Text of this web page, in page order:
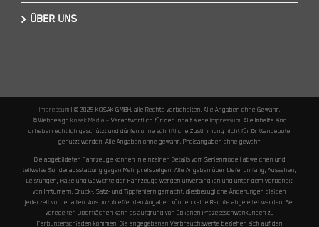
ÜBER UNS
Impressum I © 2025 KOSAK GMBH, alle Rechte vorbehalten. Alle Angaben ohne Gewähr.
© Webdesign Kosak Media – Verantwortlich für den Inhalt siehe Impressum . Alle Inhalte sind
urheberrechtlich geschützt und dürfen ohne schriftliche Zustimmung nicht für Drittangebote
genutzt werden. Alle Angaben ohne gewähr. Preisangaben ohne gewähr
Die abgebildeten Fahrzeuge können in einzelnen Details vom Serienmodell abweichen und
teilweise Sonderausstattung gegen Mehrpreis zeigen. Alle Angaben über Lieferumfang, Aussehen,
Leistungen, Maße und Gewichte der Fahrzeuge werden unverbindlich und unter dem Vorbehalt
von Irrtümern, Druck-, Satz- und Tippfehlern gemacht; diesbezügliche Änderungen bleiben
jederzeit vorbehalten. Aus unzutreffenden Angaben können keine Rechte abgeleitet werden. Bei
veredelten Oberflächen kann es aufgrund von üblichen Prozessschwankungen zu
Farbunterschieden kommen. Die angegebenen Verbrauchswerte beziehen sich auf den